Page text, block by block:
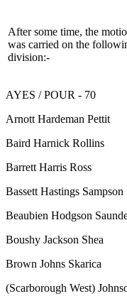
After some time, the
was carried on the
division:-
AYES / POUR - 70
Arnott Hardeman Pettit
Baird Harnick Rollins
Barrett Harris Ross
Bassett Hastings Sampson
Beaubien Hodgson
Boushy Jackson Shea
Brown Johns Skarica
(Scarborough West)